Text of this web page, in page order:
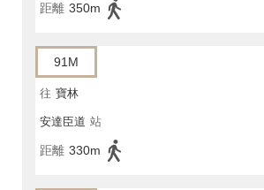
距離 350m
91M
往 寶林
安達臣道 站
距離 330m